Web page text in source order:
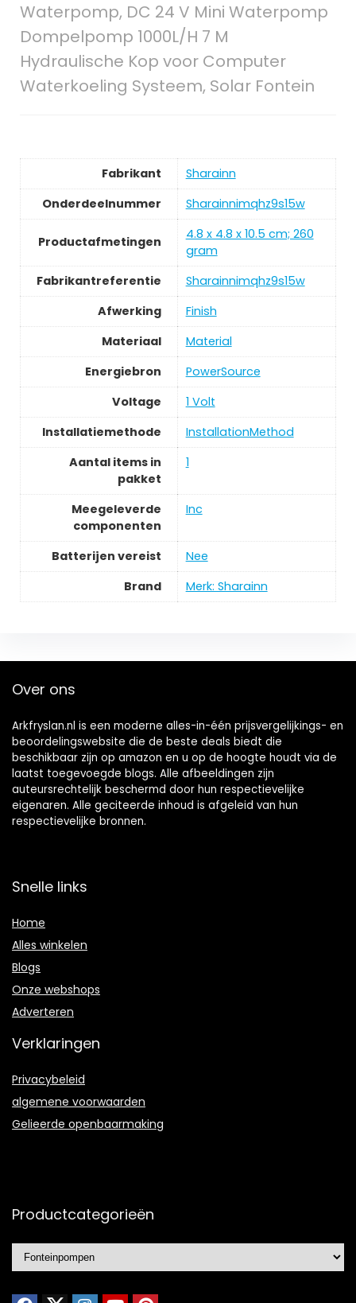
Waterpomp, DC 24 V Mini Waterpomp
Dompelpomp 1000L/H 7 M
Hydraulische Kop voor Computer
Waterkoeling Systeem, Solar Fontein
Fabrikant
‎Sharainn
Onderdeelnummer
‎Sharainnimqhz9s15w
Productafmetingen
‎4.8 x 4.8 x 10.5 cm; 260
gram
Fabrikantreferentie
‎Sharainnimqhz9s15w
Afwerking
‎Finish
Materiaal
‎Material
Energiebron
‎PowerSource
Voltage
‎1 Volt
Installatiemethode
‎InstallationMethod
Aantal items in
pakket
‎1
Meegeleverde
componenten
‎Inc
Batterijen vereist
‎Nee
Brand
Merk: Sharainn
Over ons
Arkfryslan.nl is een moderne alles-in-één prijsvergelijkings- en
beoordelingswebsite die de beste deals biedt die
beschikbaar zijn op amazon en u op de hoogte houdt via de
laatst toegevoegde blogs. Alle afbeeldingen zijn
auteursrechtelijk beschermd door hun respectievelijke
eigenaren. Alle geciteerde inhoud is afgeleid van hun
respectievelijke bronnen.
Snelle links
Home
Alles winkelen
Blogs
Onze webshops
Adverteren
Verklaringen
Privacybeleid
algemene voorwaarden
Gelieerde openbaarmaking
Productcategorieën